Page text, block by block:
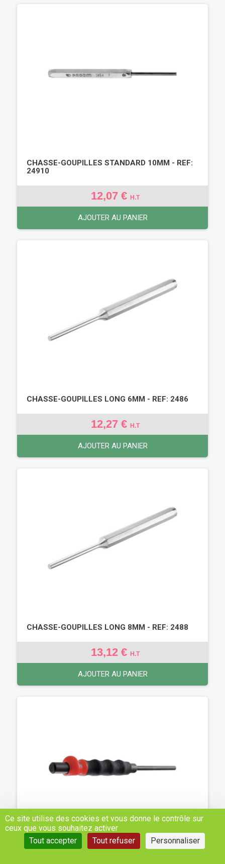
CHASSE-GOUPILLES STANDARD 10MM - REF:
24910
12,07 € H.T
AJOUTER AU PANIER
CHASSE-GOUPILLES LONG 6MM - REF: 2486
12,27 € H.T
AJOUTER AU PANIER
CHASSE-GOUPILLES LONG 8MM - REF: 2488
13,12 € H.T
AJOUTER AU PANIER
Ce site utilise des cookies et vous donne le contrôle sur
ceux que vous souhaitez activer
Tout accepter
Tout refuser Personnaliser